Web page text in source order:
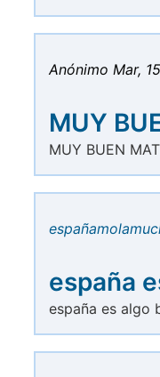
Anónimo Mar,
MUY
MUY BUEN
españa
españa es algo